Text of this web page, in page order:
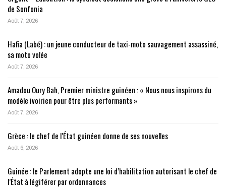
de Sonfonia
Août 7, 2026
Hafia (Labé) : un jeune conducteur de taxi-moto sauvagement assassiné,
sa moto volée
Août 7, 2026
Amadou Oury Bah, Premier ministre guinéen : « Nous nous inspirons du
modèle ivoirien pour être plus performants »
Août 7, 2026
Grèce : le chef de l’État guinéen donne de ses nouvelles
Août 6, 2026
Guinée : le Parlement adopte une loi d’habilitation autorisant le chef de
l’État à légiférer par ordonnances